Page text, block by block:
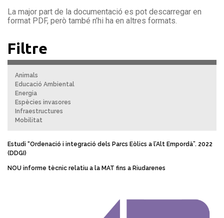
La major part de la documentació es pot descarregar en
format PDF, però també n’hi ha en altres formats.
Filtre
Animals
Educació Ambiental
Energia
Espècies invasores
Infraestructures
Mobilitat
Estudi “Ordenació i integració dels Parcs Eòlics a l’Alt Empordà”. 2022
(DDGI)
NOU informe tècnic relatiu a la MAT fins a Riudarenes